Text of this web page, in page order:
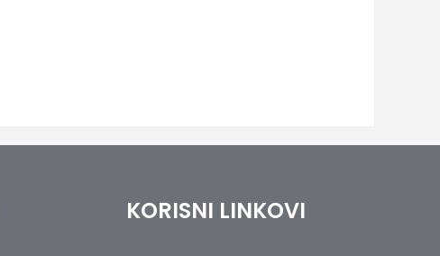
KORISNI LINKOVI